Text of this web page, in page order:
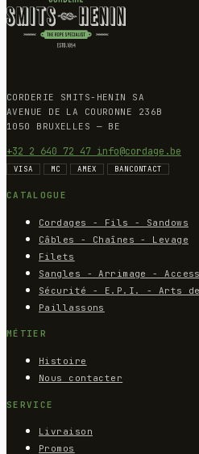
CORDERIE SMITS-HENIN SA
AVENUE DE LA COURONNE 236B
1050 BRUXELLES — BE
+32 2 640 72 47 info@cordage.be
VISA MC AMEX BANCONTACT
CATALOGUE
Cordages - Fils - Sandows
Câbles - Chaînes - Levage
Filets
Sangles - Arrimage -
Sécurité - E.P.I. - Arts
Paillassons
MÉTIER
Histoire
Nous contacter
SERVICE
Livraison
Promos